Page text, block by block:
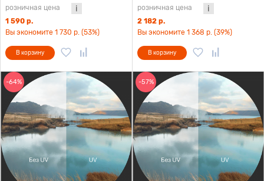
розничная цена
1 590 р.
Вы экономите 1 730 р. (53%)
В корзину
розничная цена
2 182 р.
Вы экономите 1 368 р. (39%)
В корзину
-64% -57%